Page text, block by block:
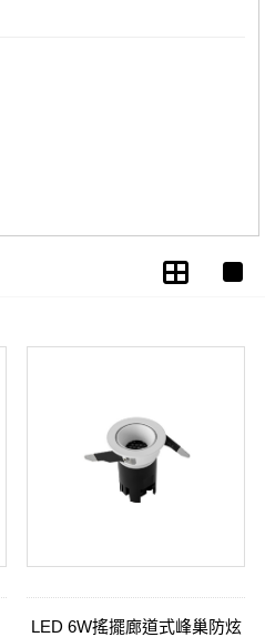
LED 6W搖擺廊道式峰巢防炫